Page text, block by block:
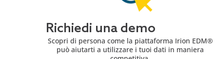
Richiedi una demo
Scopri di persona come la piattaforma Irion EDM®
può aiutarti a utilizzare i tuoi dati in maniera